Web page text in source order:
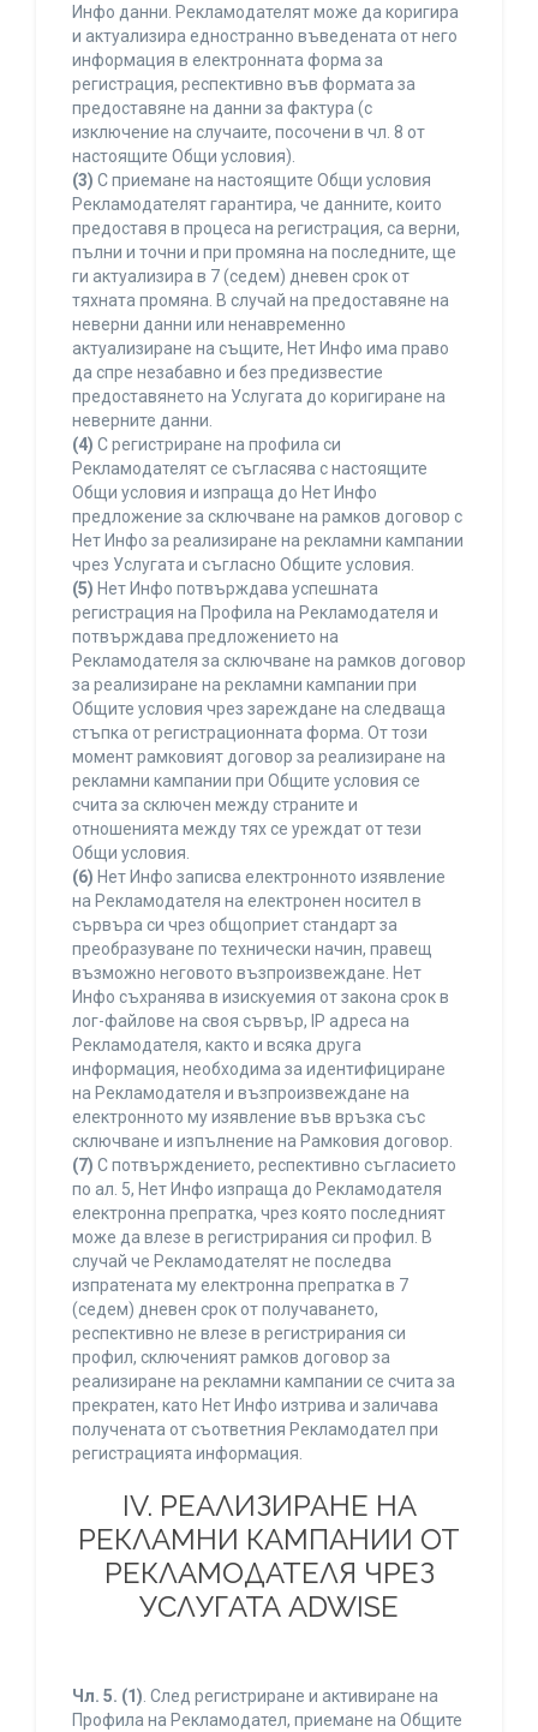
Инфо данни. Рекламодателят може да коригира
и актуализира едностранно въведената от него
информация в електронната форма за
регистрация, респективно във формата за
предоставяне на данни за фактура (с
изключение на случаите, посочени в чл. 8 от
настоящите Общи условия).
(3) С приемане на настоящите Общи условия
Рекламодателят гарантира, че данните, които
предоставя в процеса на регистрация, са верни,
пълни и точни и при промяна на последните, ще
ги актуализира в 7 (седем) дневен срок от
тяхната промяна. В случай на предоставяне на
неверни данни или ненавременно
актуализиране на същите, Нет Инфо има право
да спре незабавно и без предизвестие
предоставянето на Услугата до коригиране на
неверните данни.
(4) С регистриране на профила си
Рекламодателят се съгласява с настоящите
Общи условия и изпраща до Нет Инфо
предложение за сключване на рамков договор с
Нет Инфо за реализиране на рекламни кампании
чрез Услугата и съгласно Общите условия.
(5) Нет Инфо потвърждава успешната
регистрация на Профила на Рекламодателя и
потвърждава предложението на
Рекламодателя за сключване на рамков договор
за реализиране на рекламни кампании при
Общите условия чрез зареждане на следваща
стъпка от регистрационната форма. От този
момент рамковият договор за реализиране на
рекламни кампании при Общите условия се
счита за сключен между страните и
отношенията между тях се уреждат от тези
Общи условия.
(6) Нет Инфо записва електронното изявление
на Рекламодателя на електронен носител в
сървъра си чрез общоприет стандарт за
преобразуване по технически начин, правещ
възможно неговото възпроизвеждане. Нет
Инфо съхранява в изискуемия от закона срок в
лог-файлове на своя сървър, IP адреса на
Рекламодателя, както и всяка друга
информация, необходима за идентифициране
на Рекламодателя и възпроизвеждане на
електронното му изявление във връзка със
сключване и изпълнение на Рамковия договор.
(7) С потвърждението, респективно съгласието
по ал. 5, Нет Инфо изпраща до Рекламодателя
електронна препратка, чрез която последният
може да влезе в регистрирания си профил. В
случай че Рекламодателят не последва
изпратената му електронна препратка в 7
(седем) дневен срок от получаването,
респективно не влезе в регистрирания си
профил, сключеният рамков договор за
реализиране на рекламни кампании се счита за
прекратен, като Нет Инфо изтрива и заличава
получената от съответния Рекламодател при
регистрацията информация.
IV. РЕАЛИЗИРАНЕ НА
РЕКЛАМНИ КАМПАНИИ ОТ
РЕКЛАМОДАТЕЛЯ ЧРЕЗ
УСЛУГАТА ADWISE
Чл. 5. (1). След регистриране и активиране на
Профила на Рекламодател, приемане на Общите